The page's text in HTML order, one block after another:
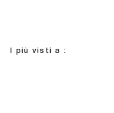
I più visti a :